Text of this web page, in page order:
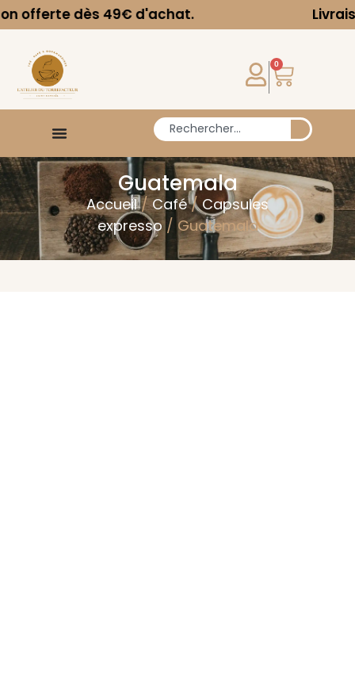
dès 49€ d'achat. Livraison
0
Guatemala
Accueil/Café/Capsules
expresso/ Guatemala